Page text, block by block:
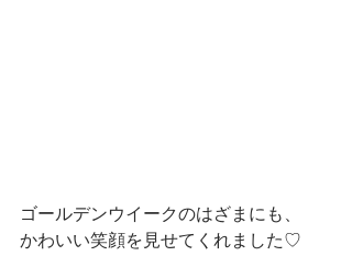
ゴールデンウイークのはざまにも、
かわいい笑顔を見せてくれました♡